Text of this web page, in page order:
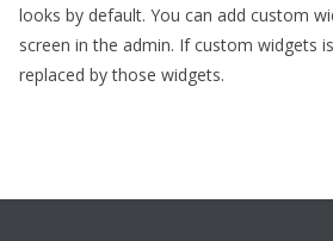
looks by default. You can add custom
screen in the admin. If custom widgets
replaced by those widgets.